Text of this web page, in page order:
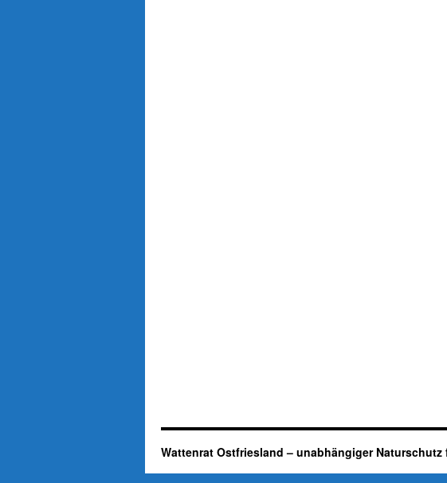
Wattenrat Ostfriesland – unabhängiger Naturschutz